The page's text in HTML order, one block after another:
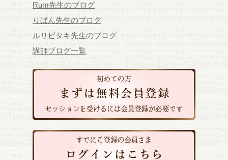
Rum先生のブログ
りぼん先生のブログ
ルリビタキ先生のブログ
講師ブログ一覧